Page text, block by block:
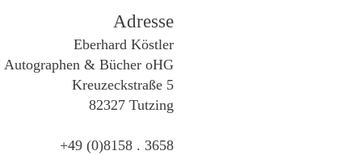
Adresse
Eberhard Köstler
Autographen & Bücher oHG
Kreuzeckstraße 5
82327 Tutzing
+49 (0)8158 . 3658